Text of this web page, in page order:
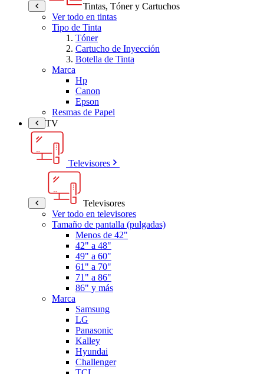
Tintas, Tóner y Cartuchos
Ver todo en tintas
Tipo de Tinta
Tóner
Cartucho de Inyección
Botella de Tinta
Marca
Hp
Canon
Epson
Resmas de Papel
TV
Televisores
Televisores
Ver todo en televisores
Tamaño de pantalla (pulgadas)
Menos de 42"
42" a 48"
49" a 60"
61" a 70"
71" a 86"
86" y más
Marca
Samsung
LG
Panasonic
Kalley
Hyundai
Challenger